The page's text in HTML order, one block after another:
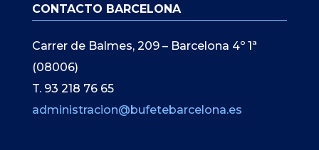
CONTACTO BARCELONA
Carrer de Balmes, 209 – Barcelona 4º 1ª
(08006)
T. 93 218 76 65
administracion@bufetebarcelona.es